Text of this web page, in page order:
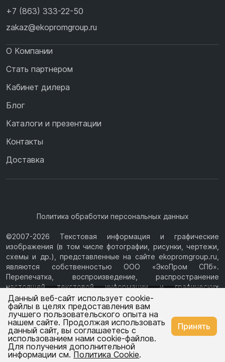
Емкости
для воды
Емкости
для
+7 (863) 333-22-50
zakaz@ekopromgroup.ru
О Компании
Стать партнером
Кабинет дилера
Блог
Каталоги и презентации
Контакты
Доставка
Политика обработки персональных данных
©2007-2026 Текстовая информация и графические
изображения (в том числе фотографии, рисунки, чертежи,
схемы и др.), представленные на сайте ekopromgroup.ru,
являются собственностью ООО «ЭкоПром СПб».
Перепечатка, воспроизведение, распространение
настоящей текстовой информации и графических
изображений с Сайта возможны только с письменного
разрешения ООО «ЭкоПром СПб» (ИНН 7814376069, ОГРН
1077847433730, Юридический адрес: 194044, г. Санкт-
Петербург, ул.Чугунная, д.14, литера М.) Информация на
сайте ekopromgroup.ru не является публичной офертой.
Ваш город —Ростов-на-Дону
Изменить Да, всё верно
Данный веб-сайт использует cookie-
файлы в целях предоставления вам
лучшего пользовательского опыта на
нашем сайте. Продолжая использовать
данный сайт, вы соглашаетесь с
использованием нами cookie-файлов.
Для получения дополнительной
информации см. Политика Cookie.
Принять